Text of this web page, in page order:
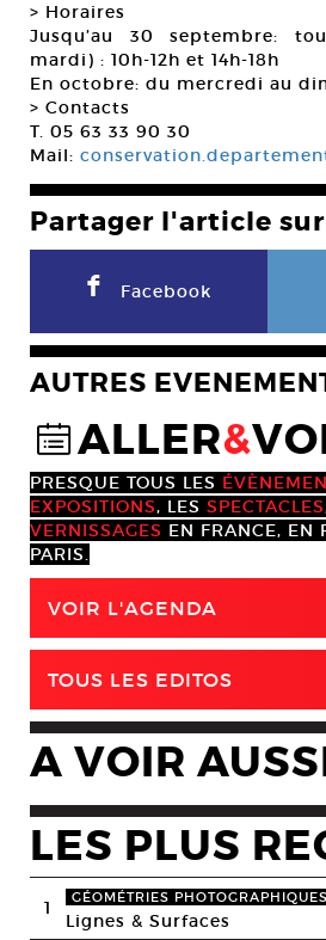
> Horaires
Jusqu’au 30 septembre:
mardi) : 10h-12h et 14h-18h
En octobre: du mercredi au
> Contacts
T. 05 63 33 90 30
Mail:
Partager l'article sur
F Facebook
AUTRES
@ALLER&
PRESQUE TOUS LES
EXPOSITIONS, LES SPECTACLES
VERNISSAGES EN FRANCE, EN
PARIS.
VOIR L'AGENDA
TOUS LES EDITOS
A VOIR
LES PLUS
1 GÉOMÉTRIES PHOTOGRAPHIQUES
Lignes & Surfaces